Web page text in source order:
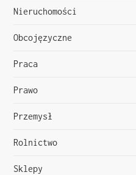
u
Nieruchomości
Obcojęzyczne
Praca
Prawo
Przemysł
Rolnictwo
Sklepy